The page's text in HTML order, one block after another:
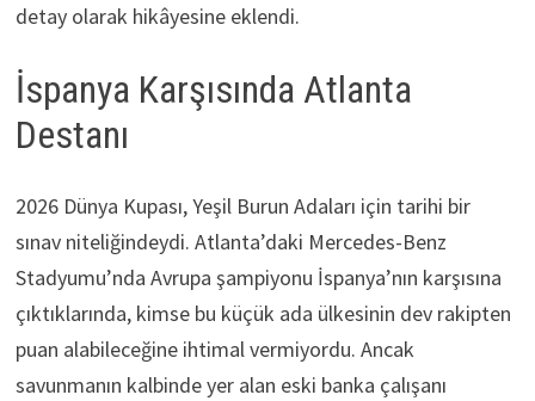
detay olarak hikâyesine eklendi.
İspanya Karşısında Atlanta
Destanı
2026 Dünya Kupası, Yeşil Burun Adaları için tarihi bir
sınav niteliğindeydi. Atlanta’daki Mercedes-Benz
Stadyumu’nda Avrupa şampiyonu İspanya’nın karşısına
çıktıklarında, kimse bu küçük ada ülkesinin dev rakipten
puan alabileceğine ihtimal vermiyordu. Ancak
savunmanın kalbinde yer alan eski banka çalışanı